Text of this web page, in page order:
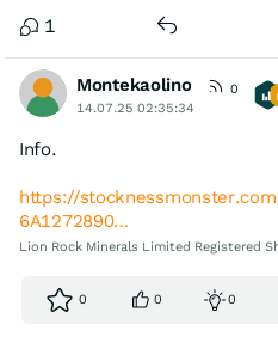
1
Montekaolino
0
14.07.25 02:35:34
Info.
https://
6A1272890…
Lion Rock Minerals Limited Registered
0 0 0